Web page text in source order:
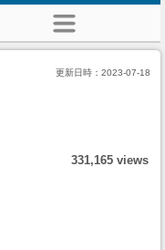
更新日時： 2023-07-18
331,165 views